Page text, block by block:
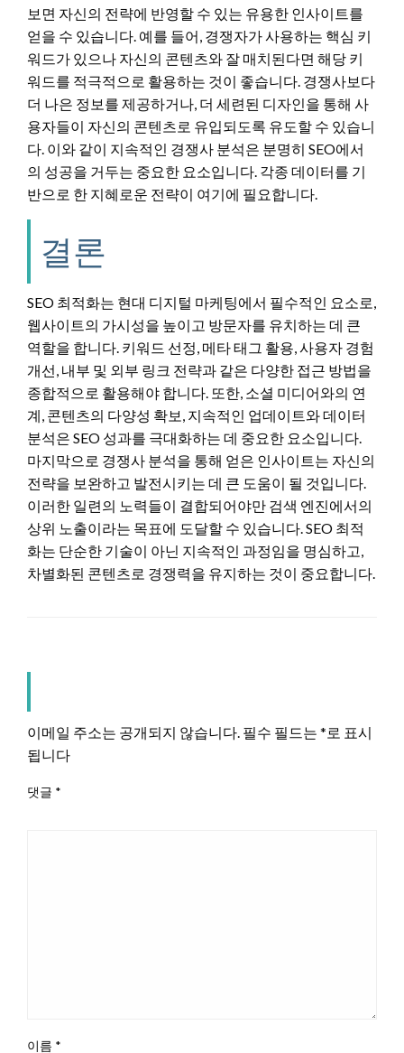
보면 자신의 전략에 반영할 수 있는 유용한 인사이트를
얻을 수 있습니다. 예를 들어, 경쟁자가 사용하는 핵심 키
워드가 있으나 자신의 콘텐츠와 잘 매치된다면 해당 키
워드를 적극적으로 활용하는 것이 좋습니다. 경쟁사보다
더 나은 정보를 제공하거나, 더 세련된 디자인을 통해 사
용자들이 자신의 콘텐츠로 유입되도록 유도할 수 있습니
다. 이와 같이 지속적인 경쟁사 분석은 분명히 SEO에서
의 성공을 거두는 중요한 요소입니다. 각종 데이터를 기
반으로 한 지혜로운 전략이 여기에 필요합니다.
결론
SEO 최적화는 현대 디지털 마케팅에서 필수적인 요소로,
웹사이트의 가시성을 높이고 방문자를 유치하는 데 큰
역할을 합니다. 키워드 선정, 메타 태그 활용, 사용자 경험
개선, 내부 및 외부 링크 전략과 같은 다양한 접근 방법을
종합적으로 활용해야 합니다. 또한, 소셜 미디어와의 연
계, 콘텐츠의 다양성 확보, 지속적인 업데이트와 데이터
분석은 SEO 성과를 극대화하는 데 중요한 요소입니다.
마지막으로 경쟁사 분석을 통해 얻은 인사이트는 자신의
전략을 보완하고 발전시키는 데 큰 도움이 될 것입니다.
이러한 일련의 노력들이 결합되어야만 검색 엔진에서의
상위 노출이라는 목표에 도달할 수 있습니다. SEO 최적
화는 단순한 기술이 아닌 지속적인 과정임을 명심하고,
차별화된 콘텐츠로 경쟁력을 유지하는 것이 중요합니다.
이메일 주소는 공개되지 않습니다. 필수 필드는 *로 표시
됩니다
댓글 *
이름 *